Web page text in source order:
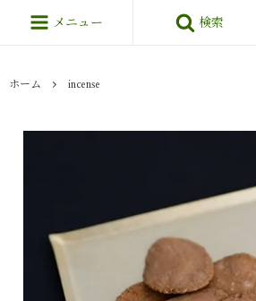
メニュー 検索
ホーム incense